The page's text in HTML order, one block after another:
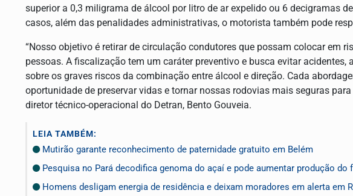
superior a 0,3 miligrama de álcool por litro de ar expelido ou 6 decigramas
casos, além das penalidades administrativas, o motorista também pode
“Nosso objetivo é retirar de circulação condutores que possam colocar em
pessoas. A fiscalização tem um caráter preventivo e busca evitar
sobre os graves riscos da combinação entre álcool e direção. Cada
oportunidade de preservar vidas e tornar nossas rodovias mais seguras
diretor técnico-operacional do Detran, Bento Gouveia.
LEIA TAMBÉM:
Mutirão garante reconhecimento de paternidade gratuito em Belém
Pesquisa no Pará decodifica genoma do açaí e pode aumentar produção do
Homens desligam energia de residência e deixam moradores em alerta em